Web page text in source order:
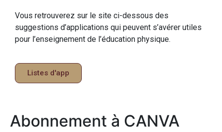
Vous retrouverez sur le site ci-dessous des
suggestions d’applications qui peuvent s’avérer utiles
pour l’enseignement de l’éducation physique.
Listes d'app
Abonnement à CANVA